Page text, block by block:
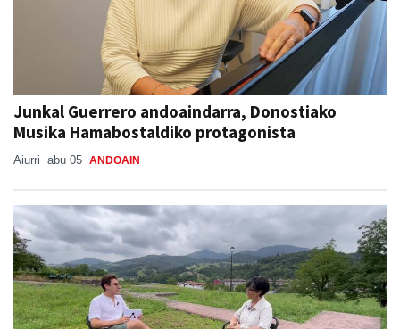
Junkal Guerrero andoaindarra, Donostiako
Musika Hamabostaldiko protagonista
Aiurri abu 05 ANDOAIN